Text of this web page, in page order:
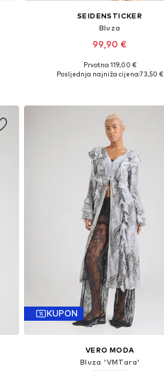
SEIDENSTICKER
Bluza
99,90 €
Dostupno u više veličina
Prvotno: 119,00 €
Posljednja najniža cijena:73,50 €
KUPON
VERO MODA
Bluza 'VMTara'